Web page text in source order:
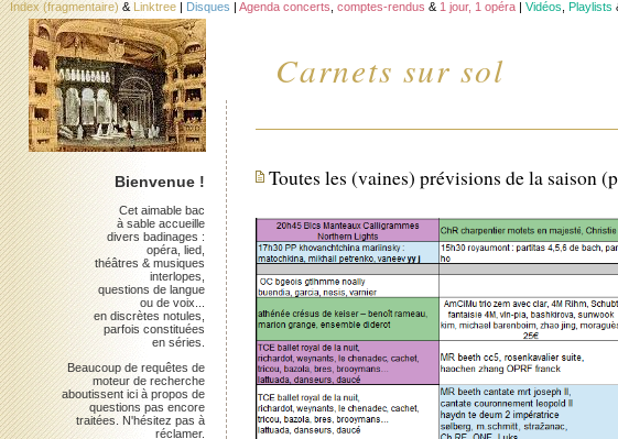
Carnets sur sol
Index (fragmentaire) & Linktree | Disques | Agenda concerts comptes-rendus & 1 jour, 1 opéra | Vidéos Playlists
Toutes les (vaines) prévisions de la saison
Bienvenue !
Cet aimable bac
à sable accueille
divers badinages :
opéra, lied,
théâtres & musiques
interlopes,
questions de langue
ou de voix...
en discrètes notules,
parfois constituées
en séries.
Beaucoup de requêtes de
moteur de recherche
aboutissent ici à propos de
questions pas encore
traitées. N'hésitez pas à
réclamer.